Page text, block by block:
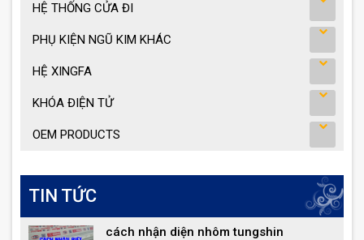
HỆ THỐNG CỬA ĐI
PHỤ KIỆN NGŨ KIM KHÁC
HỆ XINGFA
KHÓA ĐIỆN TỬ
OEM PRODUCTS
TIN TỨC
cách nhận diện nhôm tungshin